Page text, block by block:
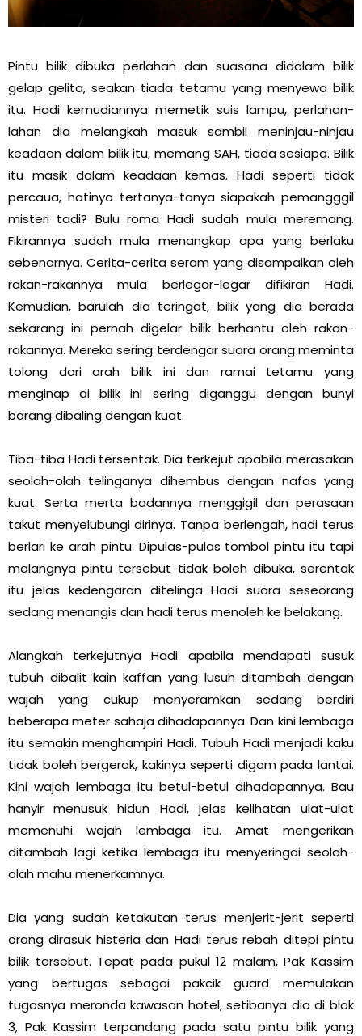
Pintu bilik dibuka perlahan dan suasana didalam bilik
gelap gelita, seakan tiada tetamu yang menyewa bilik
itu. Hadi kemudiannya memetik suis lampu, perlahan-
lahan dia melangkah masuk sambil meninjau-ninjau
keadaan dalam bilik itu, memang SAH, tiada sesiapa. Bilik
itu masik dalam keadaan kemas. Hadi seperti tidak
percaua, hatinya tertanya-tanya siapakah pemangggil
misteri tadi? Bulu roma Hadi sudah mula meremang.
Fikirannya sudah mula menangkap apa yang berlaku
sebenarnya. Cerita-cerita seram yang disampaikan oleh
rakan-rakannya mula berlegar-legar difikiran Hadi.
Kemudian, barulah dia teringat, bilik yang dia berada
sekarang ini pernah digelar bilik berhantu oleh rakan-
rakannya. Mereka sering terdengar suara orang meminta
tolong dari arah bilik ini dan ramai tetamu yang
menginap di bilik ini sering diganggu dengan bunyi
barang dibaling dengan kuat.
Tiba-tiba Hadi tersentak. Dia terkejut apabila merasakan
seolah-olah telinganya dihembus dengan nafas yang
kuat. Serta merta badannya menggigil dan perasaan
takut menyelubungi dirinya. Tanpa berlengah, hadi terus
berlari ke arah pintu. Dipulas-pulas tombol pintu itu tapi
malangnya pintu tersebut tidak boleh dibuka, serentak
itu jelas kedengaran ditelinga Hadi suara seseorang
sedang menangis dan hadi terus menoleh ke belakang.
Alangkah terkejutnya Hadi apabila mendapati susuk
tubuh dibalit kain kaffan yang lusuh ditambah dengan
wajah yang cukup menyeramkan sedang berdiri
beberapa meter sahaja dihadapannya. Dan kini lembaga
itu semakin menghampiri Hadi. Tubuh Hadi menjadi kaku
tidak boleh bergerak, kakinya seperti digam pada lantai.
Kini wajah lembaga itu betul-betul dihadapannya. Bau
hanyir menusuk hidun Hadi, jelas kelihatan ulat-ulat
memenuhi wajah lembaga itu. Amat mengerikan
ditambah lagi ketika lembaga itu menyeringai seolah-
olah mahu menerkamnya.
Dia yang sudah ketakutan terus menjerit-jerit seperti
orang dirasuk histeria dan Hadi terus rebah ditepi pintu
bilik tersebut. Tepat pada pukul 12 malam, Pak Kassim
yang bertugas sebagai pakcik guard memulakan
tugasnya meronda kawasan hotel, setibanya dia di blok
3, Pak Kassim terpandang pada satu pintu bilik yang